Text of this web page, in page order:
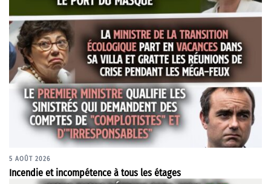
5 AOÛT 2026
Incendie et incompétence à tous les étages